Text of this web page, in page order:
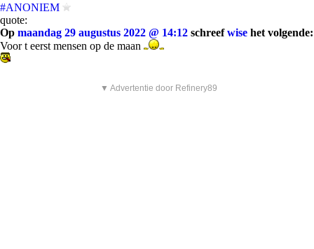
#ANONIEM
quote:
Op maandag 29 augustus 2022 @ 14:12 schreefwise het volgende:
Voor t eerst mensen op de maan
▼ Advertentie door Refinery89